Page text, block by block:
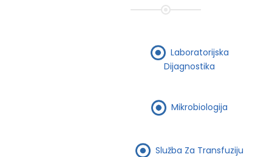
Laboratorijska
Dijagnostika
Mikrobiologija
Služba Za Transfuziju